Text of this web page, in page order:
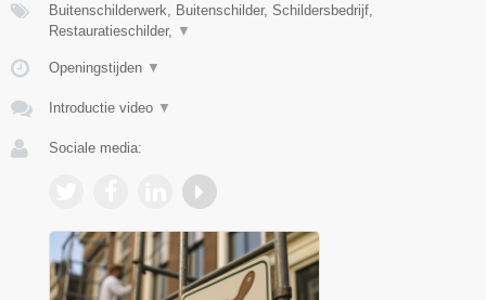
Buitenschilderwerk, Buitenschilder, Schildersbedrijf,
Restauratieschilder,
▼
Openingstijden ▼
Introductie video ▼
Sociale media: